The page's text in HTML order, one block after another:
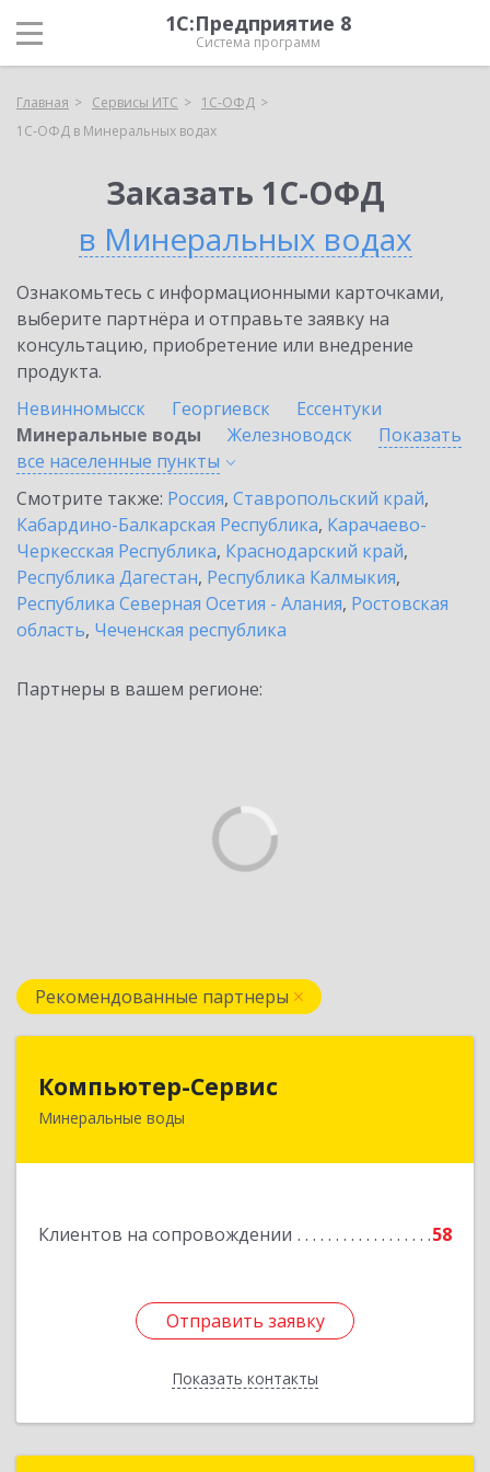
1С:Предприятие 8
Система программ
Главная Сервисы ИТС
1С-ОФД
1С-ОФД в Минеральных водах
Заказать 1С-ОФД
в Минеральных водах
Ознакомьтесь с информационными карточками,
выберите партнёра и отправьте заявку на
консультацию, приобретение или внедрение
продукта.
Невинномысск
Георгиевск
Ессентуки
Минеральные воды
Железноводск
Показать
все населенные пункты
Смотрите также: Россия, Ставропольский край,
Кабардино-Балкарская Республика, Карачаево-
Черкесская Республика, Краснодарский край,
Республика Дагестан, Республика Калмыкия,
Республика Северная Осетия - Алания, Ростовская
область, Чеченская республика
Партнеры в вашем регионе:
Рекомендованные партнеры
Компьютер-Сервис
Минеральные воды
Клиентов на сопровождении 58
Отправить заявку
Показать контакты
357202, Ставропольский край, Минеральные
Отправить заявку
Назад